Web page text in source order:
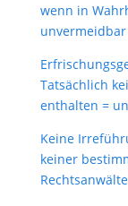
wenn in
Tatsächlich
enthalten =
Keine
keiner